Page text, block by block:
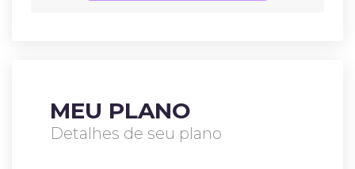
MEU PLANO
Detalhes de seu plano